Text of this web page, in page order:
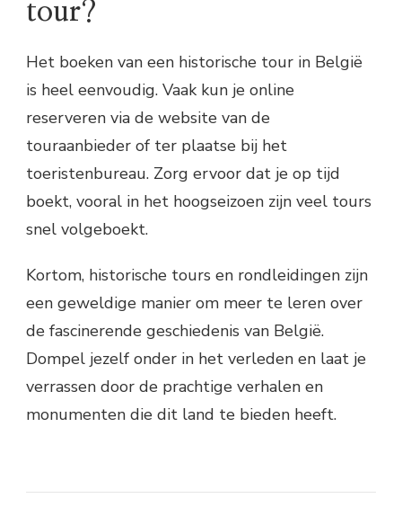
tour?
Het boeken van een historische tour in België
is heel eenvoudig. Vaak kun je online
reserveren via de website van de
touraanbieder of ter plaatse bij het
toeristenbureau. Zorg ervoor dat je op tijd
boekt, vooral in het hoogseizoen zijn veel tours
snel volgeboekt.
Kortom, historische tours en rondleidingen zijn
een geweldige manier om meer te leren over
de fascinerende geschiedenis van België.
Dompel jezelf onder in het verleden en laat je
verrassen door de prachtige verhalen en
monumenten die dit land te bieden heeft.